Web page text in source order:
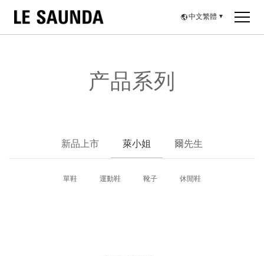
中文繁體 ▼
产品系列
新品上市 萊小姐 爾先生
單鞋 運動鞋 靴子 休閒鞋